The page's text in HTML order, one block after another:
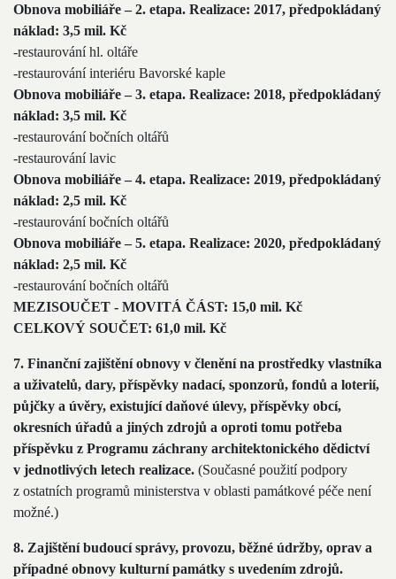
Obnova mobiliáře – 2. etapa. Realizace: 2017, předpokládaný
náklad: 3,5 mil. Kč
-restaurování hl. oltáře
-restaurování interiéru Bavorské kaple
Obnova mobiliáře – 3. etapa. Realizace: 2018, předpokládaný
náklad: 3,5 mil. Kč
-restaurování bočních oltářů
-restaurování lavic
Obnova mobiliáře – 4. etapa. Realizace: 2019, předpokládaný
náklad: 2,5 mil. Kč
-restaurování bočních oltářů
Obnova mobiliáře – 5. etapa. Realizace: 2020, předpokládaný
náklad: 2,5 mil. Kč
-restaurování bočních oltářů
MEZISOUČET - MOVITÁ ČÁST: 15,0 mil. Kč
CELKOVÝ SOUČET: 61,0 mil. Kč
7. Finanční zajištění obnovy v členění na prostředky vlastníka
a uživatelů, dary, příspěvky nadací, sponzorů, fondů a loterií,
půjčky a úvěry, existující daňové úlevy, příspěvky obcí,
okresních úřadů a jiných zdrojů a oproti tomu potřeba
příspěvku z Programu záchrany architektonického dědictví
v jednotlivých letech realizace. (Současné použití podpory
z ostatních programů ministerstva v oblasti památkové péče není
možné.)
8. Zajištění budoucí správy, provozu, běžné údržby, oprav a
případné obnovy kulturní památky s uvedením zdrojů.